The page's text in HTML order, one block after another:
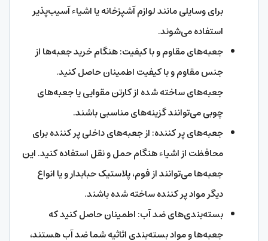
برای وسایلی مانند لوازم آشپزخانه یا اشیاء آسیب‌پذیر
استفاده می‌شوند.
جعبه‌های مقاوم و با کیفیت: هنگام خرید جعبه‌ها از
جنس مقاوم و با کیفیت اطمینان حاصل کنید.
جعبه‌های ساخته شده از کارتن مقوایی یا جعبه‌های
چوبی می‌توانند گزینه‌های مناسبی باشند.
جعبه‌های پر کننده: از جعبه‌های داخلی پر کننده برای
محافظت از اشیاء هنگام حمل و نقل استفاده کنید. این
جعبه‌ها می‌توانند از فوم، پلاستیک حبابدار و یا انواع
دیگر مواد پر کننده ساخته شده باشند.
بسته‌بندی‌های ضد آب: اطمینان حاصل کنید که
جعبه‌ها و مواد بسته‌بندی اثاثیه شما ضد آب هستند،